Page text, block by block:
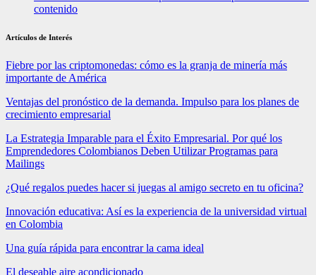
contenido
Artículos de Interés
Fiebre por las criptomonedas: cómo es la granja de minería más
importante de América
Ventajas del pronóstico de la demanda. Impulso para los planes de
crecimiento empresarial
La Estrategia Imparable para el Éxito Empresarial. Por qué los
Emprendedores Colombianos Deben Utilizar Programas para
Mailings
¿Qué regalos puedes hacer si juegas al amigo secreto en tu oficina?
Innovación educativa: Así es la experiencia de la universidad virtual
en Colombia
Una guía rápida para encontrar la cama ideal
El deseable aire acondicionado